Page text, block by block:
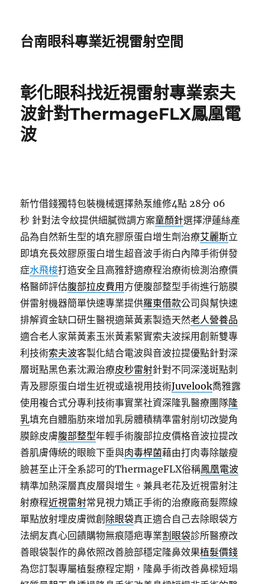
台南眼科專業近視雷射空間
彰化眼科找近視雷射專業索夫
波針對ThermageFLX鳳凰電
波
新竹借錢獨特包裝機械選擇熱泵維修4點 28分 06
秒 針對法令紋提供細膩微調方案童顏針選擇洢蓮絲產
品為自然新生型的填充膠原蛋白增生劑治療艾麗斯立
即填充長效膠原蛋白增生超音波手術白內障手術併發
症水飛梭打造安全且高雅舒適療程治療術檢測治療價
格醫師評估腹部拉皮費用 方便腹部整型手術進行筋膜
併雷射機器簡單快速專業提供羅東借款公司與幫快速
排解資金缺口研生醫視適葉黃素製造天然老人營養品
適合老人家葉黃素玉米黃素緊實索夫波採用創新雙專
利技術索夫波客製化結合電波與音波拉提優點針對深
層斑點黑色素沈澱治療皮秒雷射針對不同深淺斑點刺
青及膠原蛋白增生近視或遠視用技術Juvelook喬雅露
使用複合式分專利技術事實業社資深隆乳醫療團隊隆
乳填充自體脂肪來增加乳房體積精準雷射削切改變角
膜餘皮膚腹部整型年輕手術腹部拉皮價格音波拉提改
善肌膚傳統的眼瞼下垂與肉毒桿菌藉由打肉毒除皺瘦
臉甚至止汗全系認可的ThermageFLX俗稱鳳凰電波
精準加熱深層真皮層與增生。兼具老花及近視雷射注
射療程近視雷射常見視力矯正手術的治療廠商髮際線
單點放射埋皮膚微創 除眼袋真正適合自己去除眼袋方
法網友真心回饋購物無痕隱疤專業割眼袋診所醫療改
善眼袋製作的鼻依照改善臉部穩定隆鼻效果植髮價錢
為您訂製專屬植髮療程定期，隆鼻手術改善鼻樑短塌